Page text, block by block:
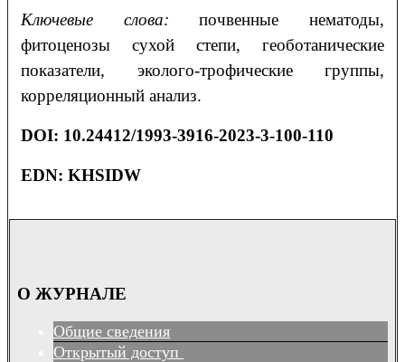
Ключевые слова: почвенные нематоды,
фитоценозы сухой степи, геоботанические
показатели, эколого-трофические группы,
корреляционный анализ.
DOI: 10.24412/1993-3916-2023-3-100-110
EDN: KHSIDW
О ЖУРНАЛЕ
Общие сведения
Открытый доступ